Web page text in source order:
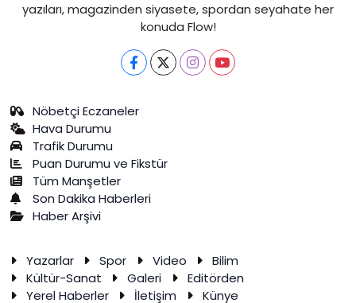
yazıları, magazinden siyasete, spordan seyahate her
konuda Flow!
Nöbetçi Eczaneler
Hava Durumu
Trafik Durumu
Puan Durumu ve Fikstür
Tüm Manşetler
Son Dakika Haberleri
Haber Arşivi
Yazarlar Spor Video
Bilim
Kültür-Sanat
Galeri
Editörden
Yerel Haberler
İletişim Künye